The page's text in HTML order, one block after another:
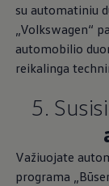
su automatiniu
„Volkswagen“
automobilio
reikalinga
5.
Važiuojate
programa